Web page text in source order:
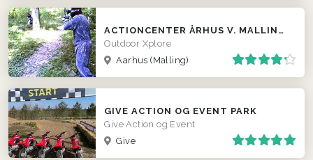
ACTIONCENTER ÅRHUS V. MALLING - ATV, PAINTBALL, BUESKYDNING M.M.
Outdoor Xplore
Aarhus (Malling)
GIVE ACTION OG EVENT PARK
Give Action og Event
Give